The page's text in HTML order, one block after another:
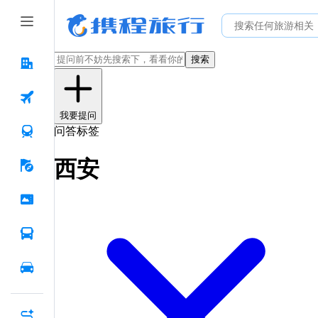
搜索
我要提问
问答标签
西安